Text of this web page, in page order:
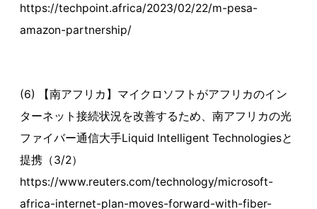
https://techpoint.africa/2023/02/22/m-pesa-
amazon-partnership/
(6) 【南アフリカ】マイクロソフトがアフリカのイン
ターネット接続状況を改善するため、南アフリカの光
ファイバー通信大手Liquid Intelligent Technologiesと
提携（3/2）
https://www.reuters.com/technology/microsoft-
africa-internet-plan-moves-forward-with-fiber-